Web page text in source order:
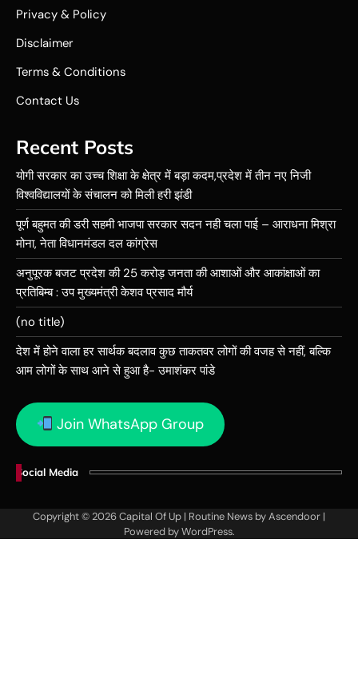
Privacy & Policy
Disclaimer
Terms & Conditions
Contact Us
Recent Posts
योगी सरकार का उच्च शिक्षा के क्षेत्र में बड़ा कदम,प्रदेश में तीन नए निजी
विश्वविद्यालयों के संचालन को मिली हरी झंडी
पूर्ण बहुमत की डरी सहमी भाजपा सरकार सदन नही चला पाई – आराधना मिश्रा
मोना, नेता विधानमंडल दल कांग्रेस
अनुपूरक बजट प्रदेश की 25 करोड़ जनता की आशाओं और आकांक्षाओं का
प्रतिबिम्ब : उप मुख्यमंत्री केशव प्रसाद मौर्य
(no title)
देश में होने वाला हर सार्थक बदलाव कुछ ताकतवर लोगों की वजह से नहीं, बल्कि
आम लोगों के साथ आने से हुआ है- उमाशंकर पांडे
Join WhatsApp Group
Social Media
Copyright © 2026Capital Of Up | Routine News byAscendoor |
Powered byWordPress.